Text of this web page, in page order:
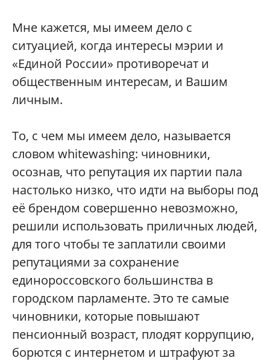
Мне кажется, мы имеем дело с
ситуацией, когда интересы мэрии и
«Единой России» противоречат и
общественным интересам, и Вашим
личным.
То, с чем мы имеем дело, называется
словом whitewashing: чиновники,
осознав, что репутация их партии пала
настолько низко, что идти на выборы под
её брендом совершенно невозможно,
решили использовать приличных людей,
для того чтобы те заплатили своими
репутациями за сохранение
единороссовского большинства в
городском парламенте. Это те самые
чиновники, которые повышают
пенсионный возраст, плодят коррупцию,
борются с интернетом и штрафуют за